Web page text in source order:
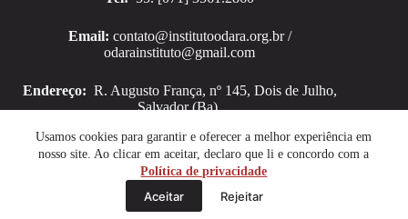
Usamos cookies para garantir e oferecer a melhor experiência em
nosso site. Ao clicar em aceitar, declaro que li e concordo com a
Política de privacidade
Aceitar Rejeitar
Email: contato@institutoodara.org.br /
odarainstituto@gmail.com
Endereço: R. Augusto França, nº 145, Dois de Julho,
Salvador (Ba).